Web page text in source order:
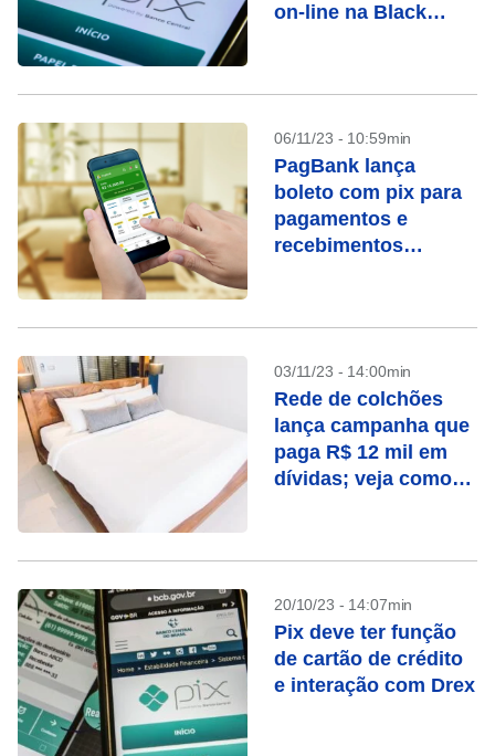
on-line na Black
06/11/23 - 10:59min
PagBank lança
boleto com pix para
pagamentos e
recebimentos
03/11/23 - 14:00min
Rede de colchões
lança campanha que
paga R$ 12 mil em
dívidas; veja como
20/10/23 - 14:07min
Pix deve ter função
de cartão de crédito
e interação com Drex